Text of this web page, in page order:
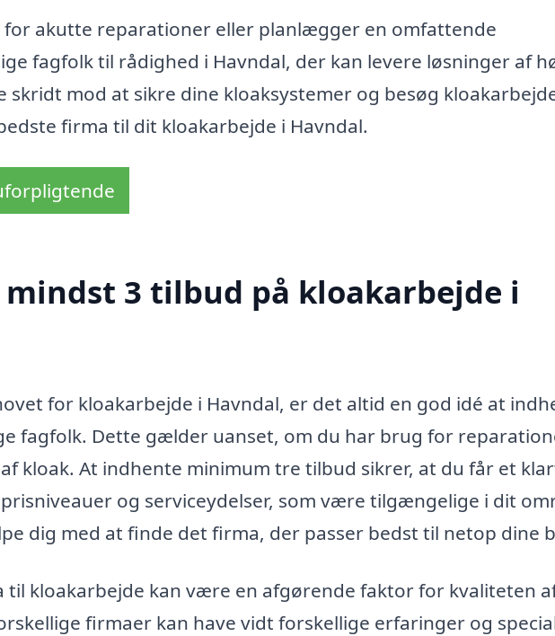
for akutte reparationer eller planlægger en omfattende
fagfolk til rådighed i Havndal, der kan levere løsninger af
skridt mod at sikre dine kloaksystemer og besøg
firma til dit kloakarbejde i Havndal.
3 tilbud på kloakarbejde i
for kloakarbejde i Havndal, er det altid en god idé at
fagfolk. Dette gælder uanset, om du har brug for
kloak. At indhente minimum tre tilbud sikrer, at du får et
og serviceydelser, som være tilgængelige i dit
dig med at finde det firma, der passer bedst til netop dine
kloakarbejde kan være en afgørende faktor for kvaliteten
firmaer kan have vidt forskellige erfaringer og